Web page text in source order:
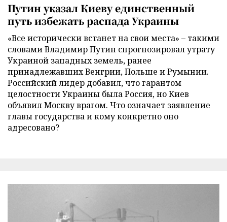
Путин указал Киеву единственный
путь избежать распада Украины
«Все исторически встанет на свои места» – такими
словами Владимир Путин спрогнозировал утрату
Украиной западных земель, ранее
принадлежавших Венгрии, Польше и Румынии.
Российский лидер добавил, что гарантом
целостности Украины была Россия, но Киев
объявил Москву врагом. Что означает заявление
главы государства и кому конкретно оно
адресовано?